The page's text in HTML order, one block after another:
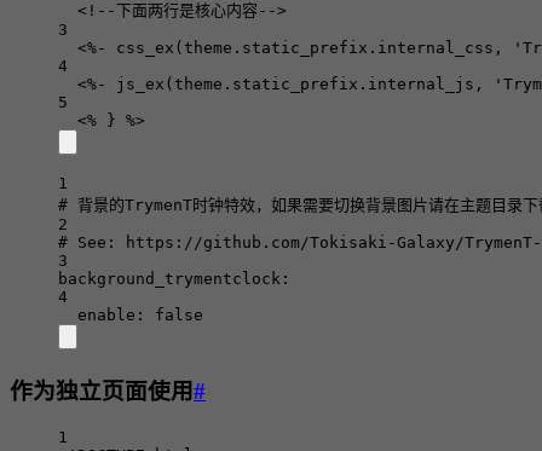
<!--下面两行是核心内容-->
3
<%- css_ex(theme.static_prefix.internal_css,
4
<%- js_ex(theme.static_prefix.internal_js,
5
<% } %>
1
# 背景的TrymenT时钟特效，如果需要切换背景图片请在主题
2
# See: https://github.com/Tokisaki-Galaxy/TrymenT-
3
background_trymentclock :
4
enable : false
作为独立页面使用#
1